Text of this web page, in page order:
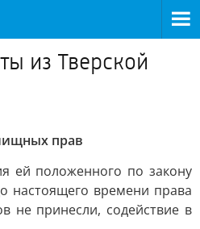
из Тверской
прав
ей положенного по закону
настоящего времени права
не принесли, содействие в